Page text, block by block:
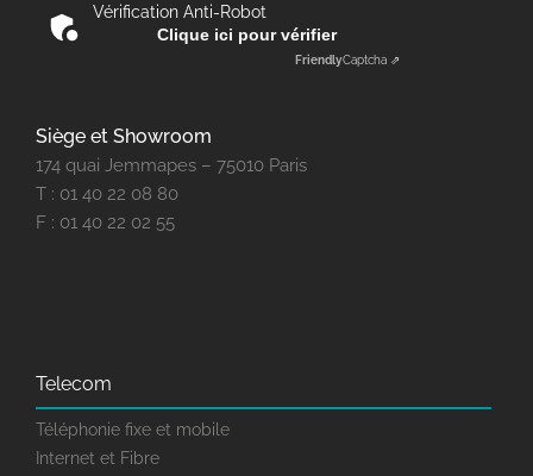
Vérification Anti-Robot
Clique ici pour vérifier
FriendlyCaptcha ⇗
Siège et Showroom
174 quai Jemmapes – 75010 Paris
T : 01 40 22 08 80
F : 01 40 22 02 55
Telecom
Téléphonie fixe et mobile
Internet et Fibre